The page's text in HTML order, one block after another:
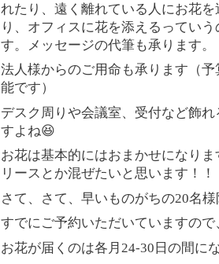
れたり、遠く離れている人にお花
り、オフィスに花を添えるってい
す。メッセージの代筆も承ります。
法人様からのご用命も承ります（
能です）
デスク周りや会議室、受付など飾れ
すよね😆
お花は基本的にはおまかせになり
リースとか混ぜたいと思います！！
さて、さて、早いものがちの20名様
すでにご予約いただいていますので
お花が届くのは各月 24-30 日の間に